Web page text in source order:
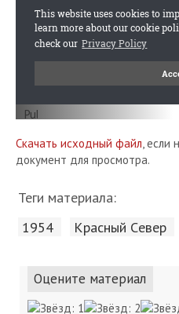
Скачать исходный файл, если
документ для просмотра.
Теги материала:
1954 Красный Cевер
Оцените материал